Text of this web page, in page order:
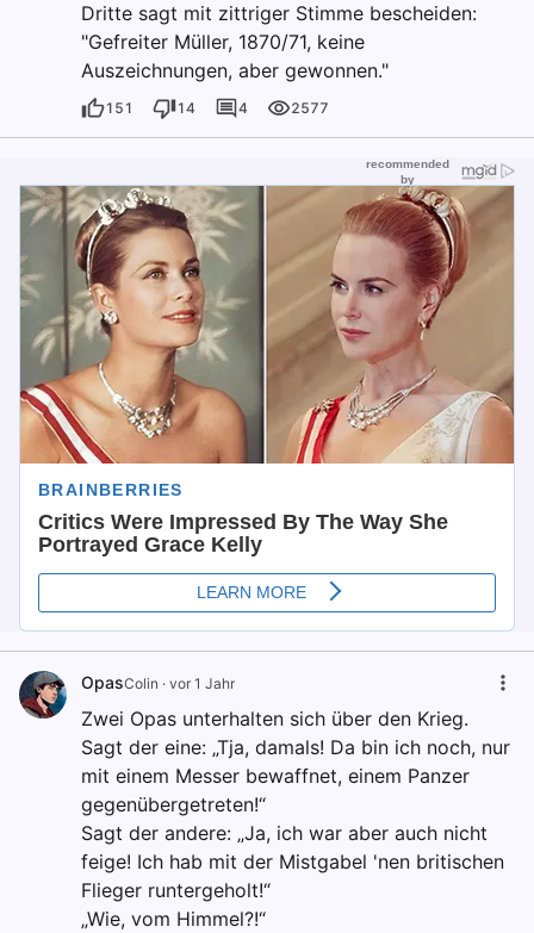
Dritte sagt mit zittriger Stimme bescheiden:
"Gefreiter Müller, 1870/71, keine
Auszeichnungen, aber gewonnen."
151 14 4 2577
OpasColin · vor 1 Jahr
Zwei Opas unterhalten sich über den Krieg.
Sagt der eine: „Tja, damals! Da bin ich noch, nur
mit einem Messer bewaffnet, einem Panzer
gegenübergetreten!“
Sagt der andere: „Ja, ich war aber auch nicht
feige! Ich hab mit der Mistgabel 'nen britischen
Flieger runtergeholt!“
„Wie, vom Himmel?!“